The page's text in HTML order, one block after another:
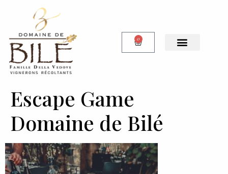
0
Escape Game
Domaine de Bilé